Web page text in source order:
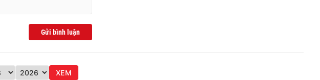
Gửi bình luận
XEM